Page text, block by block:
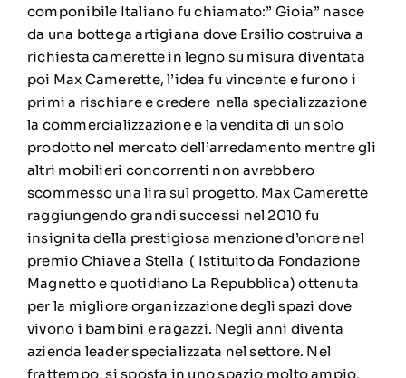
componibile Italiano fu chiamato:” Gioia” nasce
da una bottega artigiana dove Ersilio costruiva a
richiesta camerette in legno su misura diventata
poi Max Camerette, l’idea fu vincente e furono i
primi a rischiare e credere nella specializzazione
la commercializzazione e la vendita di un solo
prodotto nel mercato dell’arredamento mentre gli
altri mobilieri concorrenti non avrebbero
scommesso una lira sul progetto. Max Camerette
raggiungendo grandi successi nel 2010 fu
insignita della prestigiosa menzione d’onore nel
premio Chiave a Stella ( Istituito da Fondazione
Magnetto e quotidiano La Repubblica) ottenuta
per la migliore organizzazione degli spazi dove
vivono i bambini e ragazzi. Negli anni diventa
azienda leader specializzata nel settore. Nel
frattempo, si sposta in uno spazio molto ampio,